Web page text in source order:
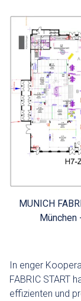
MUNICH
München
In enger
FABRIC START
effizienten und